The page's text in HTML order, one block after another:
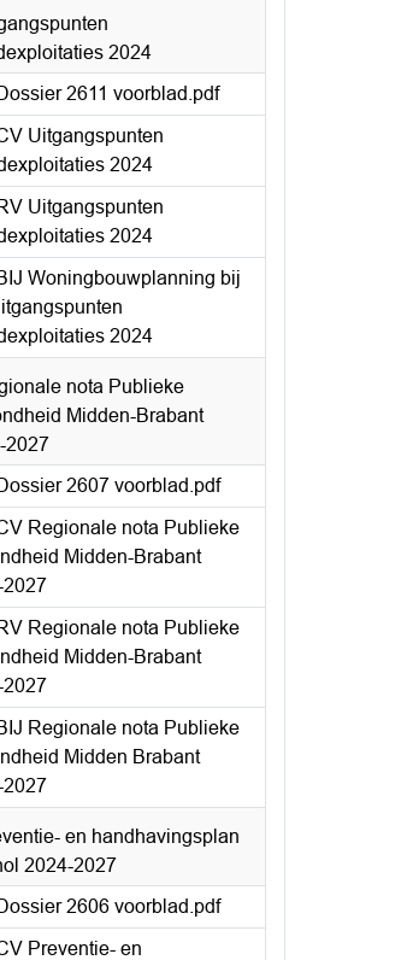
2024
2611 voorblad.pdf
Uitgangspunten
2024
Uitgangspunten
2024
Woningbouwplanning bij
2024
nota Publieke
Midden-Brabant
2027
2607 voorblad.pdf
Regionale nota Publieke
Midden-Brabant
Regionale nota Publieke
Midden-Brabant
Regionale nota Publieke
Midden Brabant
en handhavingsplan
2024-2027
2606 voorblad.pdf
Preventie- en